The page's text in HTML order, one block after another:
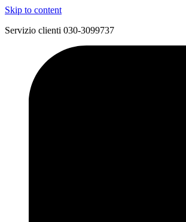
Skip to content
Servizio clienti 030-3099737